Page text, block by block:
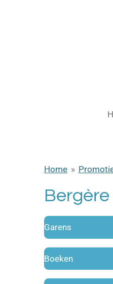
Home »
Garens
Boeken